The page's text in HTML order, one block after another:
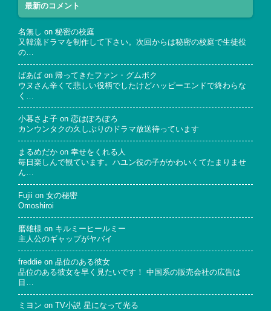
最新のコメント
名無し on 秘密の校庭
又韓流ドラマを制作して下さい。次回からは秘密の校庭で生徒役
の…
ばあば on 帰ってきたファン・グムボク
ウヌさん辛くて悲しい役柄でしたけどハッピーエンドで終わらな
く…
小暮さよ子 on 恋はぽろぽろ
カンウンタクの久しぶりのドラマ放送待っています
まるめだか on 幸せをくれる人
毎日楽しんで観ています。ハユン役の子がかわいくてたまりませ
ん…
Fujii on 女の秘密
Omoshiroi
磨雄様 on キルミーヒールミー
主人公のギャップがヤバイ
freddie on 品位のある彼女
品位のある彼女を早く見たいです！ 中国系の販売会社の広告は
目…
ミヨン on
TV小説 星になって光る